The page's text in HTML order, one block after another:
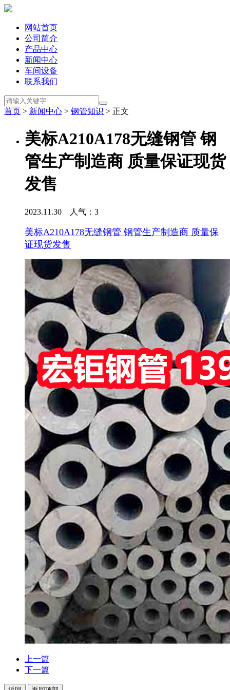
网站首页
公司简介
产品中心
新闻中心
车间设备
联系我们
首页 > 新闻中心 > 钢管知识 > 正文
美标A210A178无缝钢管 钢
管生产制造商 质量保证现货
发售
2023.11.30 人气： 3
美标A210A178无缝钢管 钢管生产制造商 质量保
证现货发售
上一篇
下一篇